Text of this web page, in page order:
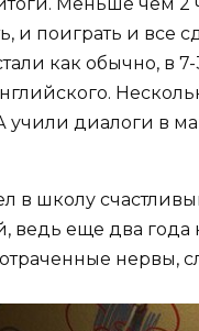
и поиграть и все
как обычно, в
учили диалоги в
в школу
ведь еще два года
нервы,